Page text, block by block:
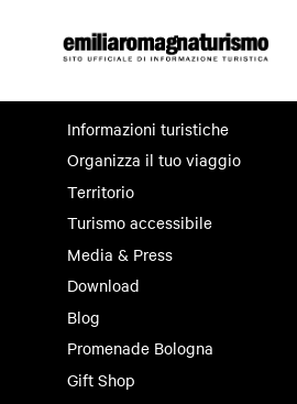
Informazioni turistiche
Organizza il tuo viaggio
Territorio
Turismo accessibile
Media & Press
Download
Blog
Promenade Bologna
Gift Shop